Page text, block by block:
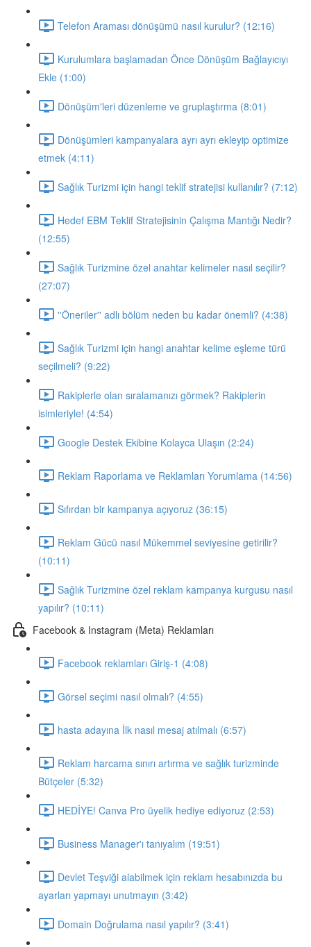
Telefon Araması dönüşümü nasıl kurulur? (12:16)
Kurulumlara başlamadan Önce Dönüşüm Bağlayıcıyı
Ekle (1:00)
Dönüşüm'leri düzenleme ve gruplaştırma (8:01)
Dönüşümleri kampanyalara ayrı ayrı ekleyip optimize
etmek (4:11)
Sağlık Turizmi için hangi teklif stratejisi kullanılır? (7:12)
Hedef EBM Teklif Stratejisinin Çalışma Mantığı Nedir?
(12:55)
Sağlık Turizmine özel anahtar kelimeler nasıl seçilir?
(27:07)
''Öneriler'' adlı bölüm neden bu kadar önemli? (4:38)
Sağlık Turizmi için hangi anahtar kelime eşleme türü
seçilmeli? (9:22)
Rakiplerle olan sıralamanızı görmek? Rakiplerin
isimleriyle! (4:54)
Google Destek Ekibine Kolayca Ulaşın (2:24)
Reklam Raporlama ve Reklamları Yorumlama (14:56)
Sıfırdan bir kampanya açıyoruz (36:15)
Reklam Gücü nasıl Mükemmel seviyesine getirilir?
(10:11)
Sağlık Turizmine özel reklam kampanya kurgusu nasıl
yapılır? (10:11)
Facebook & Instagram (Meta) Reklamları
Facebook reklamları Giriş-1 (4:08)
Görsel seçimi nasıl olmalı? (4:55)
hasta adayına İlk nasıl mesaj atılmalı (6:57)
Reklam harcama sınırı artırma ve sağlık turizminde
Bütçeler (5:32)
HEDİYE! Canva Pro üyelik hediye ediyoruz (2:53)
Business Manager'ı tanıyalım (19:51)
Devlet Teşviği alabilmek için reklam hesabınızda bu
ayarları yapmayı unutmayın (3:42)
Domain Doğrulama nasıl yapılır? (3:41)